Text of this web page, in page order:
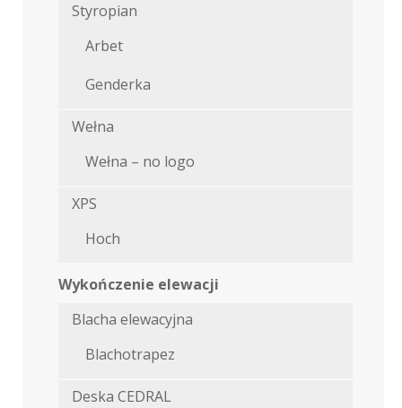
Styropian
Arbet
Genderka
Wełna
Wełna – no logo
XPS
Hoch
Wykończenie elewacji
Blacha elewacyjna
Blachotrapez
Deska CEDRAL